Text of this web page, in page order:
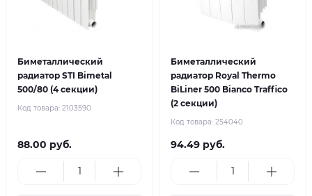
Биметаллический
радиатор STI Bimetal
500/80 (4 секции)
Код товара: 2103590
88.00 руб.
Биметаллический
радиатор Royal Thermo
BiLiner 500 Bianco Traffico
(2 секции)
Код товара: 254040
94.49 руб.